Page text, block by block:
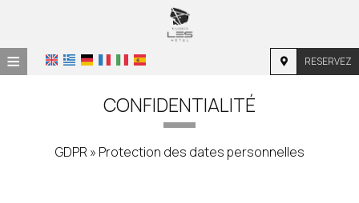
≡ RESERVEZ
EMPLACEMENT
HÉBERGEMENT
CONFIDENTIALITÉ
GDPR » Protection des dates personnelles